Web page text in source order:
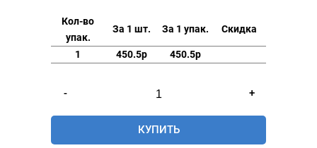
Кол-во
упак.
За 1 шт. За 1 упак. Скидка
1 450.5р 450.5р
-
товара
Металлические
части
+
КУПИТЬ